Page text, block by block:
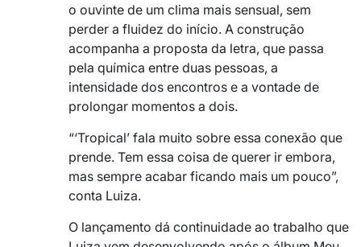
o ouvinte de um clima mais sensual, sem
perder a fluidez do início. A construção
acompanha a proposta da letra, que passa
pela química entre duas pessoas, a
intensidade dos encontros e a vontade de
prolongar momentos a dois.
“‘Tropical’ fala muito sobre essa conexão que
prende. Tem essa coisa de querer ir embora,
mas sempre acabar ficando mais um pouco”,
conta Luiza.
O lançamento dá continuidade ao trabalho que